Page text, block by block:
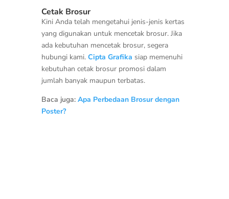
Cetak Brosur
Kini Anda telah mengetahui jenis-jenis kertas
yang digunakan untuk mencetak brosur. Jika
ada kebutuhan mencetak brosur, segera
hubungi kami. Cipta Grafika siap memenuhi
kebutuhan cetak brosur promosi dalam
jumlah banyak maupun terbatas.
Baca juga: Apa Perbedaan Brosur dengan
Poster?